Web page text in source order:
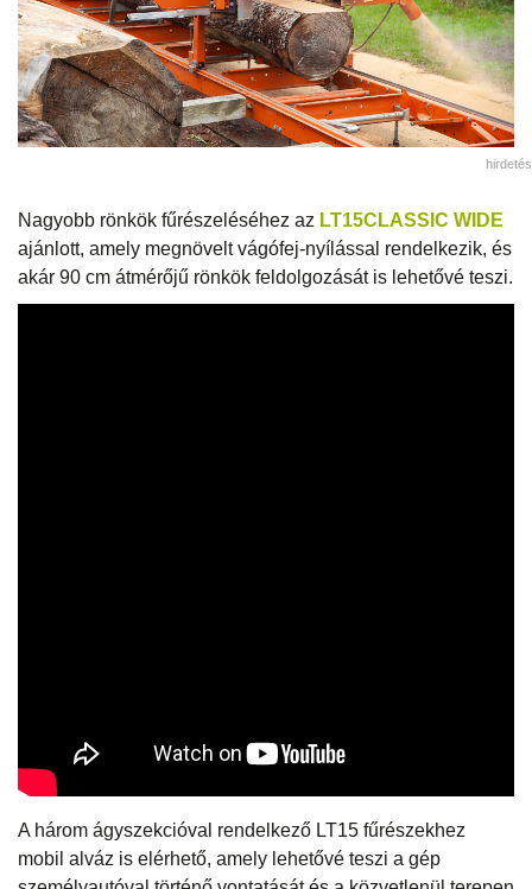
hirdetés
Nagyobb rönkök fűrészeléséhez az LT15CLASSIC WIDE
ajánlott, amely megnövelt vágófej-nyílással rendelkezik, és
akár 90 cm átmérőjű rönkök feldolgozását is lehetővé teszi.
A három ágyszekcióval rendelkező LT15 fűrészekhez
mobil alváz is elérhető, amely lehetővé teszi a gép